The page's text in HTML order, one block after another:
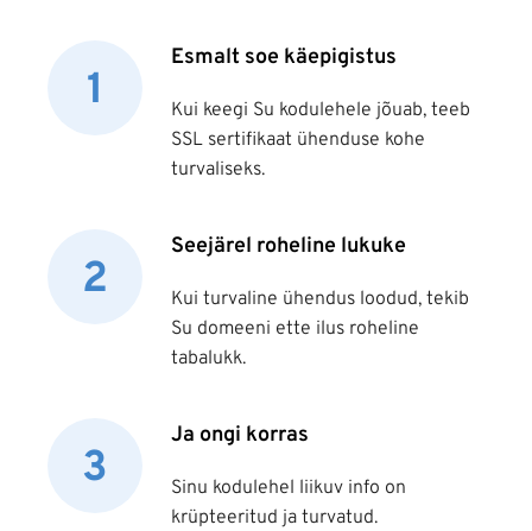
Esmalt soe käepigistus
Kui keegi Su kodulehele jõuab, teeb
SSL sertifikaat ühenduse kohe
turvaliseks.
Seejärel roheline lukuke
Kui turvaline ühendus loodud, tekib
Su domeeni ette ilus roheline
tabalukk.
Ja ongi korras
Sinu kodulehel liikuv info on
krüpteeritud ja turvatud.